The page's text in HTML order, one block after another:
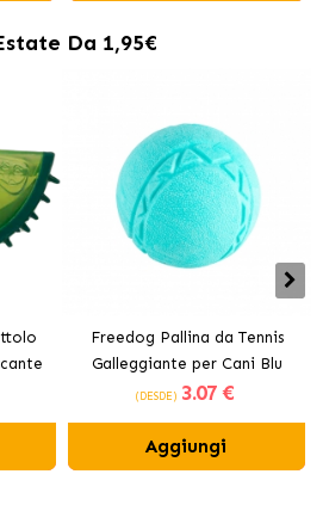
Da 1,95€
Freedog Pallina da Tennis
Galleggiante per Cani Blu
(DESDE) 3.07 €
Aggiungi